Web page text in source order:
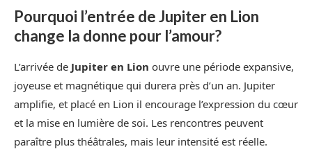
Pourquoi l’entrée de Jupiter en Lion
change la donne pour l’amour?
L’arrivée de Jupiter en Lion ouvre une période expansive,
joyeuse et magnétique qui durera près d’un an. Jupiter
amplifie, et placé en Lion il encourage l’expression du cœur
et la mise en lumière de soi. Les rencontres peuvent
paraître plus théâtrales, mais leur intensité est réelle.